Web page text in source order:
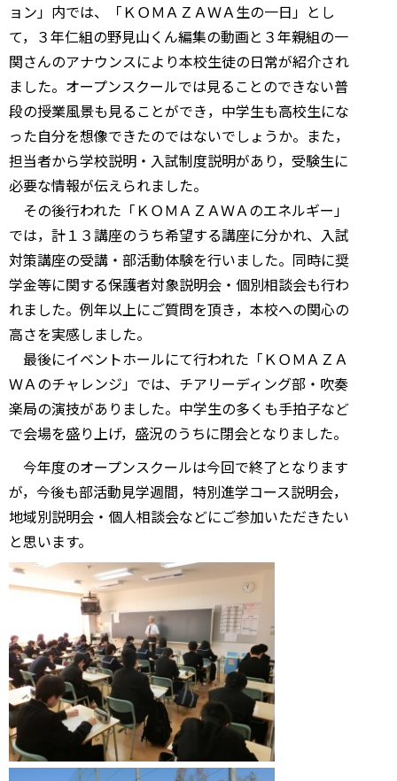
ョン」内では、「ＫＯＭＡＺＡＷＡ生の一日」とし
て，３年仁組の野見山くん編集の動画と３年親組の一
関さんのアナウンスにより本校生徒の日常が紹介され
ました。オープンスクールでは見ることのできない普
段の授業風景も見ることができ，中学生も高校生にな
った自分を想像できたのではないでしょうか。また，
担当者から学校説明・入試制度説明があり，受験生に
必要な情報が伝えられました。
その後行われた「ＫＯＭＡＺＡＷＡのエネルギー」
では，計１３講座のうち希望する講座に分かれ、入試
対策講座の受講・部活動体験を行いました。同時に奨
学金等に関する保護者対象説明会・個別相談会も行わ
れました。例年以上にご質問を頂き，本校への関心の
高さを実感しました。
最後にイベントホールにて行われた「ＫＯＭＡＺＡ
ＷＡのチャレンジ」では、チアリーディング部・吹奏
楽局の演技がありました。中学生の多くも手拍子など
で会場を盛り上げ，盛況のうちに閉会となりました。
今年度のオープンスクールは今回で終了となります
が，今後も部活動見学週間，特別進学コース説明会，
地域別説明会・個人相談会などにご参加いただきたい
と思います。